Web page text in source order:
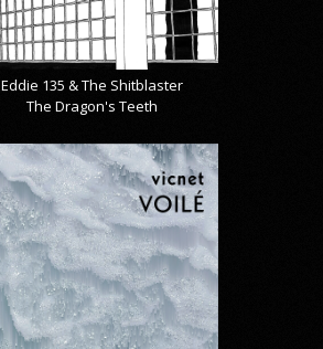
Eddie 135 & The Shitblaster
The Dragon's Teeth